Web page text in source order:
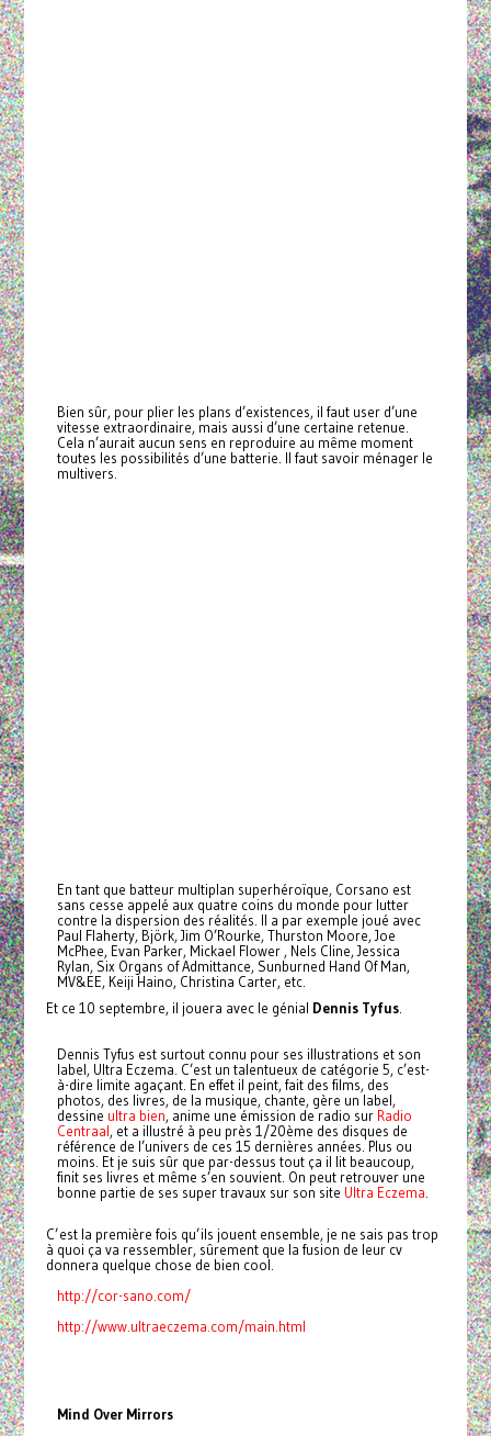
Bien sûr, pour plier les plans d’existences, il faut user d’une
vitesse extraordinaire, mais aussi d’une certaine retenue.
Cela n’aurait aucun sens en reproduire au même moment
toutes les possibilités d’une batterie. Il faut savoir ménager le
multivers.
En tant que batteur multiplan superhéroïque, Corsano est
sans cesse appelé aux quatre coins du monde pour lutter
contre la dispersion des réalités. Il a par exemple joué avec
Paul Flaherty, Björk, Jim O’Rourke, Thurston Moore, Joe
McPhee, Evan Parker, Mickael Flower , Nels Cline, Jessica
Rylan, Six Organs of Admittance, Sunburned Hand Of Man,
MV&EE, Keiji Haino, Christina Carter, etc.
Et ce 10 septembre, il jouera avec le génial Dennis Tyfus.
Dennis Tyfus est surtout connu pour ses illustrations et son
label, Ultra Eczema. C’est un talentueux de catégorie 5, c’est-
à-dire limite agaçant. En effet il peint, fait des films, des
photos, des livres, de la musique, chante, gère un label,
dessine ultra bien, anime une émission de radio sur Radio
Centraal, et a illustré à peu près 1/20ème des disques de
référence de l’univers de ces 15 dernières années. Plus ou
moins. Et je suis sûr que par-dessus tout ça il lit beaucoup,
finit ses livres et même s’en souvient. On peut retrouver une
bonne partie de ses super travaux sur son site Ultra Eczema.
C’est la première fois qu’ils jouent ensemble, je ne sais pas trop
à quoi ça va ressembler, sûrement que la fusion de leur cv
donnera quelque chose de bien cool.
http://cor-sano.com/
http://www.ultraeczema.com/main.html
Mind Over Mirrors